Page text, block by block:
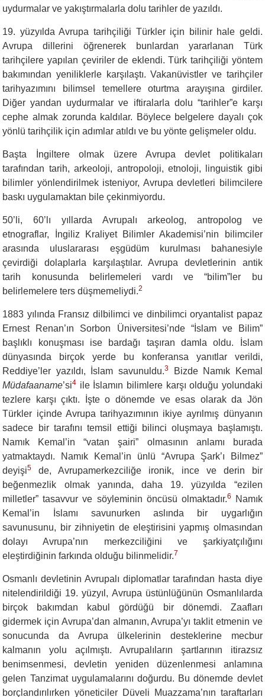
uydurmalar ve yakıştırmalarla dolu tarihler de yazıldı.
19. yüzyılda Avrupa tarihçiliği Türkler için bilinir hale geldi.
Avrupa dillerini öğrenerek bunlardan yararlanan Türk
tarihçilere yapılan çeviriler de eklendi. Türk tarihçiliği yöntem
bakımından yeniliklerle karşılaştı. Vakanüvistler ve tarihçiler
tarihyazımını bilimsel temellere oturtma arayışına girdiler.
Diğer yandan uydurmalar ve iftiralarla dolu “tarihler”e karşı
cephe almak zorunda kaldılar. Böylece belgelere dayalı çok
yönlü tarihçilik için adımlar atıldı ve bu yönte gelişmeler oldu.
Başta İngiltere olmak üzere Avrupa devlet politikaları
tarafından tarih, arkeoloji, antropoloji, etnoloji, linguistik gibi
bilimler yönlendirilmek isteniyor, Avrupa devletleri bilimcilere
baskı uygulamaktan bile çekinmiyordu.
50’li, 60’lı yıllarda Avrupalı arkeolog, antropolog ve
etnograflar, İngiliz Kraliyet Bilimler Akademisi’nin bilimciler
arasında uluslararası eşgüdüm kurulması bahanesiyle
çevirdiği dolaplarla karşılaştılar. Avrupa devletlerinin antik
tarih konusunda belirlemeleri vardı ve “bilim”ler bu
belirlemelere ters düşmemeliydi.2
1883 yılında Fransız dilbilimci ve dinbilimci oryantalist papaz
Ernest Renan’ın Sorbon Üniversitesi’nde “İslam ve Bilim”
başlıklı konuşması ise bardağı taşıran damla oldu. İslam
dünyasında birçok yerde bu konferansa yanıtlar verildi,
Reddiye’ler yazıldı, İslam savunuldu.3
Bizde Namık Kemal
Müdafaaname’si4 ile İslamın bilimlere karşı olduğu yolundaki
tezlere karşı çıktı. İşte o dönemde ve esas olarak da Jön
Türkler içinde Avrupa tarihyazımının ikiye ayrılmış dünyanın
sadece bir tarafını temsil ettiği bilinci oluşmaya başlamıştı.
Namık Kemal’in “vatan şairi” olmasının anlamı burada
yatmaktaydı. Namık Kemal’in ünlü “Avrupa Şark’ı Bilmez”
deyişi5
de, Avrupamerkezciliğe ironik, ince ve derin bir
beğenmezlik olmak yanında, daha 19. yüzyılda “ezilen
milletler” tasavvur ve söyleminin öncüsü olmaktadır.6
Namık
Kemal’in İslamı savunurken aslında bir uygarlığın
savunusunu, bir zihniyetin de eleştirisini yapmış olmasından
dolayı Avrupa’nın merkezciliğini ve şarkiyatçılığını
eleştirdiğinin farkında olduğu bilinmelidir.7
Osmanlı devletinin Avrupalı diplomatlar tarafından hasta diye
nitelendirildiği 19. yüzyıl, Avrupa üstünlüğünün Osmanlılarda
birçok bakımdan kabul gördüğü bir dönemdi. Zaafları
gidermek için Avrupa’dan almanın, Avrupa’yı taklit etmenin ve
sonucunda da Avrupa ülkelerinin desteklerine mecbur
kalmanın yolu açılmıştı. Avrupalıların şartlarının itirazsız
benimsenmesi, devletin yeniden düzenlenmesi anlamına
gelen Tanzimat uygulamalarını doğurdu. Bu dönemde devlet
borçlandırılırken yöneticiler Düveli Muazzama’nın taraftarları